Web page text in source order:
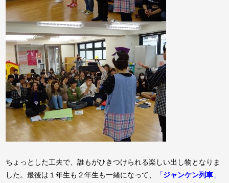
ちょっとした工夫で、誰もがひきつけられる楽しい出し物となりま
した。最後は１年生も２年生も一緒になって、
「ジャンケン列車 」